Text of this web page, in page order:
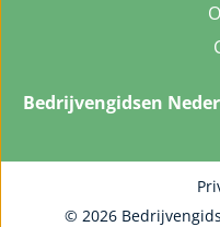
Bedrijvengidsen
© 2026